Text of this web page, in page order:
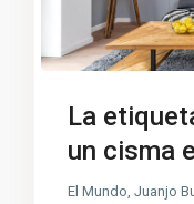
La
un cisma
El Mundo, Juanjo